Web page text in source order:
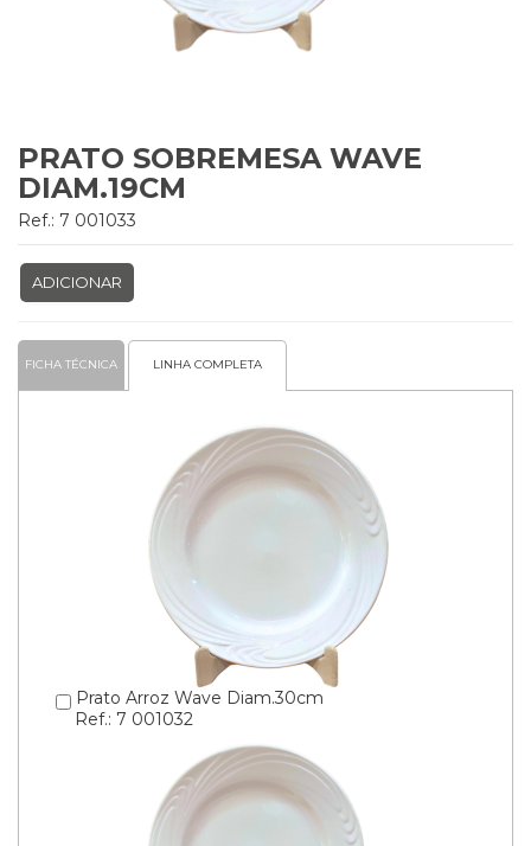
PRATO SOBREMESA WAVE
DIAM.19CM
Ref.: 7 001033
ADICIONAR
FICHA TÉCNICA LINHA COMPLETA
Prato Arroz Wave Diam.30cm
Ref.: 7 001032